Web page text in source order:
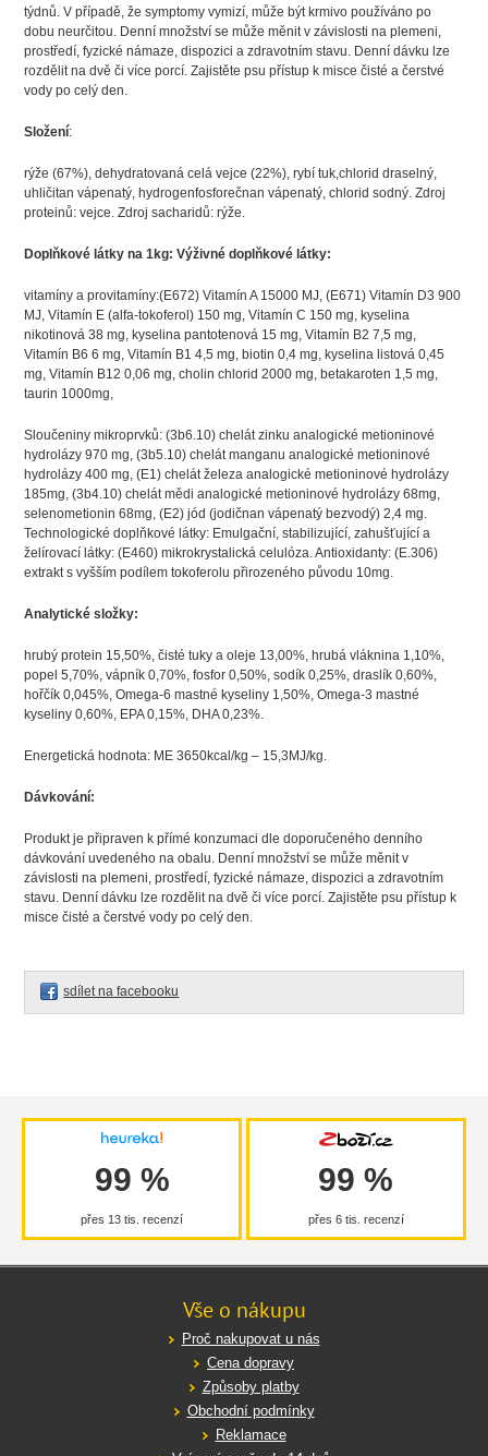
týdnů. V případě, že symptomy vymizí, může být krmivo používáno po
dobu neurčitou. Denní množství se může měnit v závislosti na plemeni,
prostředí, fyzické námaze, dispozici a zdravotním stavu. Denní dávku lze
rozdělit na dvě či více porcí. Zajistěte psu přístup k misce čisté a čerstvé
vody po celý den.
Složení:
rýže (67%), dehydratovaná celá vejce (22%), rybí tuk,chlorid draselný,
uhličitan vápenatý, hydrogenfosforečnan vápenatý, chlorid sodný. Zdroj
proteinů: vejce. Zdroj sacharidů: rýže.
Doplňkové látky na 1kg: Výživné doplňkové látky:
vitamíny a provitamíny:(E672) Vitamín A 15000 MJ, (E671) Vitamín D3 900
MJ, Vitamín E (alfa-tokoferol) 150 mg, Vitamín C 150 mg, kyselina
nikotinová 38 mg, kyselina pantotenová 15 mg, Vitamín B2 7,5 mg,
Vitamín B6 6 mg, Vitamín B1 4,5 mg, biotin 0,4 mg, kyselina listová 0,45
mg, Vitamín B12 0,06 mg, cholin chlorid 2000 mg, betakaroten 1,5 mg,
taurin 1000mg,
Sloučeniny mikroprvků: (3b6.10) chelát zinku analogické metioninové
hydrolázy 970 mg, (3b5.10) chelát manganu analogické metioninové
hydrolázy 400 mg, (E1) chelát železa analogické metioninové hydrolázy
185mg, (3b4.10) chelát mědi analogické metioninové hydrolázy 68mg,
selenometionin 68mg, (E2) jód (jodičnan vápenatý bezvodý) 2,4 mg.
Technologické doplňkové látky: Emulgační, stabilizující, zahušťující a
želírovací látky: (E460) mikrokrystalická celulóza. Antioxidanty: (E.306)
extrakt s vyšším podílem tokoferolu přirozeného původu 10mg.
Analytické složky:
hrubý protein 15,50%, čisté tuky a oleje 13,00%, hrubá vláknina 1,10%,
popel 5,70%, vápník 0,70%, fosfor 0,50%, sodík 0,25%, draslík 0,60%,
hořčík 0,045%, Omega-6 mastné kyseliny 1,50%, Omega-3 mastné
kyseliny 0,60%, EPA 0,15%, DHA 0,23%.
Energetická hodnota: ME 3650kcal/kg – 15,3MJ/kg.
Dávkování:
Produkt je připraven k přímé konzumaci dle doporučeného denního
dávkování uvedeného na obalu. Denní množství se může měnit v
závislosti na plemeni, prostředí, fyzické námaze, dispozici a zdravotním
stavu. Denní dávku lze rozdělit na dvě či více porcí. Zajistěte psu přístup k
misce čisté a čerstvé vody po celý den.
sdílet na facebooku
99 %
přes 13 tis. recenzí
99 %
přes 6 tis. recenzí
Vše o nákupu
Proč nakupovat u nás
Cena dopravy
Způsoby platby
Obchodní podmínky
Reklamace